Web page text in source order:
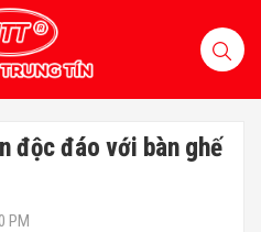
độc đáo với bàn ghế
PM